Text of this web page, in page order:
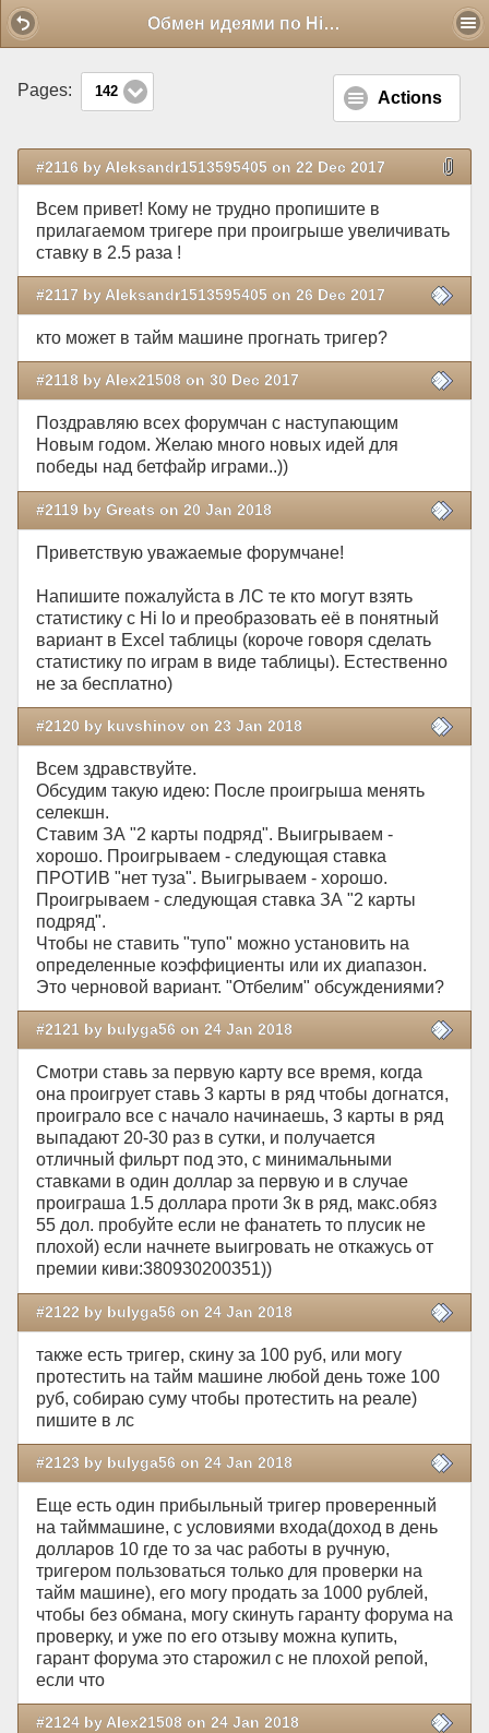
Обмен идеями по Hi-Lo
Pages: 142 Actions
#2116 by Aleksandr1513595405 on 22 Dec 2017
Всем привет! Кому не трудно пропишите в
прилагаемом тригере при проигрыше увеличивать
ставку в 2.5 раза !
#2117 by Aleksandr1513595405 on 26 Dec 2017
кто может в тайм машине прогнать тригер?
#2118 by Alex21508 on 30 Dec 2017
Поздравляю всех форумчан с наступающим
Новым годом. Желаю много новых идей для
победы над бетфайр играми..))
#2119 by Greats on 20 Jan 2018
Приветствую уважаемые форумчане!
Напишите пожалуйста в ЛС те кто могут взять
статистику с Hi lo и преобразовать её в понятный
вариант в Excel таблицы (короче говоря сделать
статистику по играм в виде таблицы). Естественно
не за бесплатно)
#2120 by kuvshinov on 23 Jan 2018
Всем здравствуйте.
Обсудим такую идею: После проигрыша менять
селекшн.
Ставим ЗА "2 карты подряд". Выигрываем -
хорошо. Проигрываем - следующая ставка
ПРОТИВ "нет туза". Выигрываем - хорошо.
Проигрываем - следующая ставка ЗА "2 карты
подряд".
Чтобы не ставить "тупо" можно установить на
определенные коэффициенты или их диапазон.
Это черновой вариант. "Отбелим" обсуждениями?
#2121 by bulyga56 on 24 Jan 2018
Смотри ставь за первую карту все время, когда
она проигрует ставь 3 карты в ряд чтобы догнатся,
проиграло все с начало начинаешь, 3 карты в ряд
выпадают 20-30 раз в сутки, и получается
отличный фильрт под это, с минимальными
ставками в один доллар за первую и в случае
проиграша 1.5 доллара проти 3к в ряд, макс.обяз
55 дол. пробуйте если не фанатеть то плусик не
плохой) если начнете выигровать не откажусь от
премии киви:380930200351))
#2122 by bulyga56 on 24 Jan 2018
также есть тригер, скину за 100 руб, или могу
протестить на тайм машине любой день тоже 100
руб, собираю суму чтобы протестить на реале)
пишите в лс
#2123 by bulyga56 on 24 Jan 2018
Еще есть один прибыльный тригер проверенный
на тайммашине, с условиями входа(доход в день
долларов 10 где то за час работы в ручную,
тригером пользоваться только для проверки на
тайм машине), его могу продать за 1000 рублей,
чтобы без обмана, могу скинуть гаранту форума на
проверку, и уже по его отзыву можна купить,
гарант форума это старожил с не плохой репой,
если что
#2124 by Alex21508 on 24 Jan 2018